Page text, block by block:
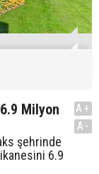
Milyon
şehrinde
6.9
A+
A-